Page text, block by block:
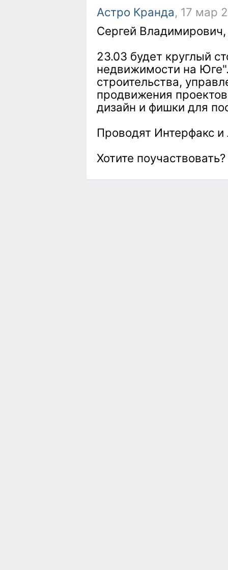
Астро Кранда, 17 мар
Сергей Владимирович,
23.03 будет круглый
недвижимости на
строительства,
продвижения
дизайн и фишки для
Проводят Интерфакс
Хотите поучаствовать?